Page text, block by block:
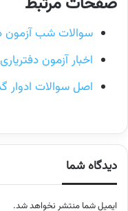
سوالات شب آزمون
اخبار آزمون دفتریاری
اصل سوالات ادوار
دیدگاه شما
ایمیل شما منتشر نخواهد شد.